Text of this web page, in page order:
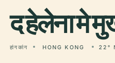
दहेलेना मे
हांगकांग HONG KONG 22°